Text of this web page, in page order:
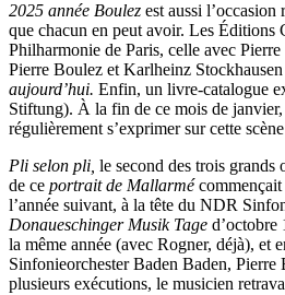
2025 année Boulez est aussi
que chacun en peut avoir. Les Éditions
Philharmonie de Paris, celle avec
Pierre Boulez et Karlheinz
aujourd’hui. Enfin, un livre-catalogue
Stiftung). À la fin de ce mois de
régulièrement s’exprimer sur cette
Pli selon pli, le second des trois grands
de ce portrait de Mallarmé
l’année suivant, à la tête du NDR
Donaueschinger Musik Tage d’octobre
la même année (avec Rogner, déjà), et
Sinfonieorchester Baden Baden,
plusieurs exécutions, le musicien